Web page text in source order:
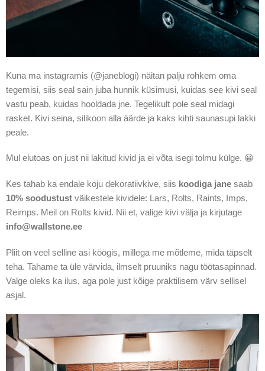
Kuna ma instagramis (@janeblogi) näitan palju rohkem oma
tegemisi, siis seal sain juba hunnik küsimusi, kuidas see kivi seal
vastu peab, kuidas hooldada jne. Tegelikult pole seal midagi
rasket. Kivi seina, silikoon alla äärde ja kaks kihti saunasupi lakki
peale.
Mul elutoas on just nii lakitud kivid ja ei võta isegi tolmu külge. 😀
Kes tahab ka endale koju dekoratiivkive, siis koodiga jane saab
10% soodustust väikestele kividele: Lars, Rolts, Raints, Imps,
Reimps. Meil on Rolts kivid. Nii et, valige kivi välja ja kirjutage
info@wallstone.ee
Pliit on veel selline asi köögis, millega me mõtleme, mida täpselt
teha. Tahame ta üle värvida, ilmselt pruuniks nagu töötasapinnad.
Valge oleks ka ilus, aga pole just kõige praktilisem värv sellisel
asjal.